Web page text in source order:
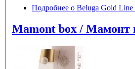
Подробнее
Mamont box / Мамонт